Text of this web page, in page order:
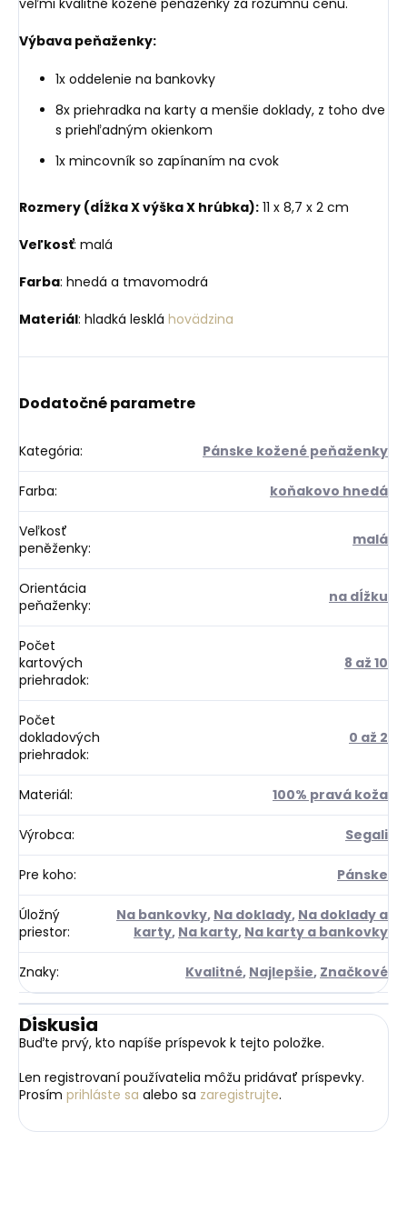
Výbava peňaženky:
1x oddelenie na bankovky
8x priehradka na karty a menšie doklady, z toho dve
s priehľadným okienkom
1x mincovník so zapínaním na cvok
Rozmery (dĺžka X výška X hrúbka): 11 x 8,7 x 2 cm
Veľkosť: malá
Farba: hnedá a tmavomodrá
Materiál: hladká lesklá hovädzina
Dodatočné parametre
Kategória: Pánske kožené peňaženky
Farba: koňakovo hnedá
Veľkosť
peněženky: malá
Orientácia
peňaženky: na dĺžku
Počet
kartových
priehradok:
8 až 10
Počet
dokladových
priehradok:
0 až 2
Materiál: 100% pravá koža
Výrobca: Segali
Pre koho: Pánske
Úložný
priestor:
Na bankovky, Na doklady, Na doklady a
karty, Na karty, Na karty a bankovky
Znaky: Kvalitné, Najlepšie, Značkové
Diskusia
Buďte prvý, kto napíše príspevok k tejto položke.
Len registrovaní používatelia môžu pridávať príspevky.
Prosím prihláste sa alebo sa zaregistrujte.